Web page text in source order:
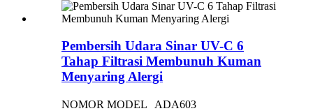
Pembersih Udara Sinar UV-C 6
Tahap Filtrasi Membunuh Kuman
Menyaring Alergi
NOMOR MODEL
ADA603